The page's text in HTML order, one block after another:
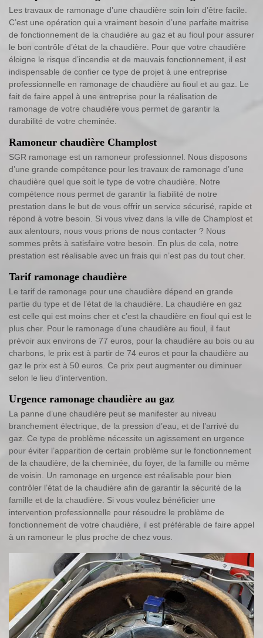
Les travaux de ramonage d’une chaudière soin loin d’être facile.
C’est une opération qui a vraiment besoin d’une parfaite maitrise
de fonctionnement de la chaudière au gaz et au fioul pour assurer
le bon contrôle d’état de la chaudière. Pour que votre chaudière
éloigne le risque d’incendie et de mauvais fonctionnement, il est
indispensable de confier ce type de projet à une entreprise
professionnelle en ramonage de chaudière au fioul et au gaz. Le
fait de faire appel à une entreprise pour la réalisation de
ramonage de votre chaudière vous permet de garantir la
durabilité de votre cheminée.
Ramoneur chaudière Champlost
SGR ramonage est un ramoneur professionnel. Nous disposons
d’une grande compétence pour les travaux de ramonage d’une
chaudière quel que soit le type de votre chaudière. Notre
compétence nous permet de garantir la fiabilité de notre
prestation dans le but de vous offrir un service sécurisé, rapide et
répond à votre besoin. Si vous vivez dans la ville de Champlost et
aux alentours, nous vous prions de nous contacter ? Nous
sommes prêts à satisfaire votre besoin. En plus de cela, notre
prestation est réalisable avec un frais qui n’est pas du tout cher.
Tarif ramonage chaudière
Le tarif de ramonage pour une chaudière dépend en grande
partie du type et de l’état de la chaudière. La chaudière en gaz
est celle qui est moins cher et c’est la chaudière en fioul qui est le
plus cher. Pour le ramonage d’une chaudière au fioul, il faut
prévoir aux environs de 77 euros, pour la chaudière au bois ou au
charbons, le prix est à partir de 74 euros et pour la chaudière au
gaz le prix est à 50 euros. Ce prix peut augmenter ou diminuer
selon le lieu d’intervention.
Urgence ramonage chaudière au gaz
La panne d’une chaudière peut se manifester au niveau
branchement électrique, de la pression d’eau, et de l’arrivé du
gaz. Ce type de problème nécessite un agissement en urgence
pour éviter l’apparition de certain problème sur le fonctionnement
de la chaudière, de la cheminée, du foyer, de la famille ou même
de voisin. Un ramonage en urgence est réalisable pour bien
contrôler l’état de la chaudière afin de garantir la sécurité de la
famille et de la chaudière. Si vous voulez bénéficier une
intervention professionnelle pour résoudre le problème de
fonctionnement de votre chaudière, il est préférable de faire appel
à un ramoneur le plus proche de chez vous.